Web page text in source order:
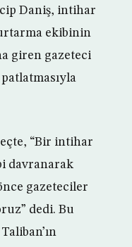
Daniş, intihar
ekibinin
giren gazeteci
“Bir intihar
davranarak
gazeteciler
dedi. Bu